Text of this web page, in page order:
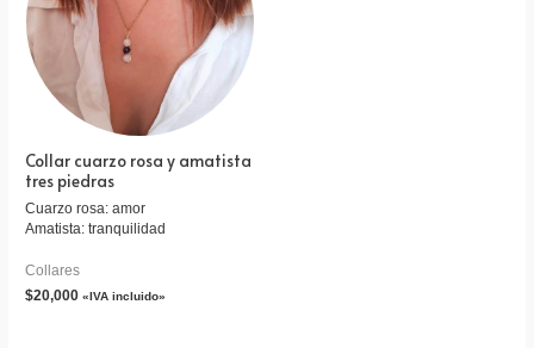
Collar cuarzo rosa y amatista
tres piedras
Cuarzo rosa: amor
Amatista: tranquilidad
Collares
$20,000 «IVA incluido»